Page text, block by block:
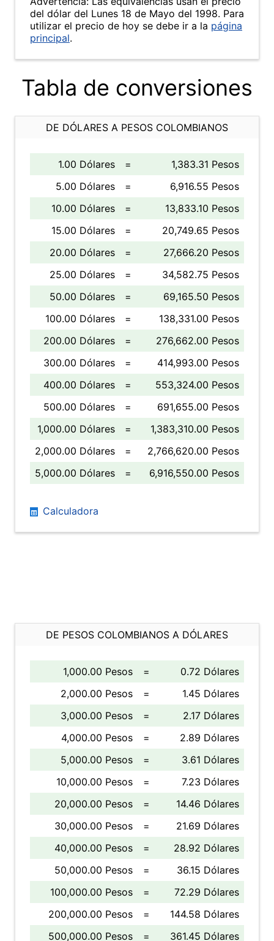
del dólar del Lunes 18 de Mayo del 1998. Para
utilizar el precio de hoy se debe ir a la página
principal.
Tabla de conversiones
DE DÓLARES A PESOS COLOMBIANOS
1.00 Dólares =
1,383.31 Pesos
5.00 Dólares
=
6,916.55 Pesos
10.00 Dólares
=
13,833.10 Pesos
15.00 Dólares
=
20,749.65 Pesos
20.00 Dólares
=
27,666.20 Pesos
25.00 Dólares
=
34,582.75 Pesos
50.00 Dólares
=
69,165.50 Pesos
100.00 Dólares
=
138,331.00 Pesos
200.00 Dólares
=
276,662.00 Pesos
300.00 Dólares
=
414,993.00 Pesos
400.00 Dólares
=
553,324.00 Pesos
500.00 Dólares
=
691,655.00 Pesos
1,000.00 Dólares
=
1,383,310.00 Pesos
2,000.00 Dólares
=
2,766,620.00 Pesos
5,000.00 Dólares
= 6,916,550.00 Pesos
Calculadora
DE PESOS COLOMBIANOS A DÓLARES
1,000.00 Pesos =
0.72 Dólares
2,000.00 Pesos
=
1.45 Dólares
3,000.00 Pesos
=
2.17 Dólares
4,000.00 Pesos
=
2.89 Dólares
5,000.00 Pesos
=
3.61 Dólares
10,000.00 Pesos
=
7.23 Dólares
20,000.00 Pesos
=
14.46 Dólares
30,000.00 Pesos
=
21.69 Dólares
40,000.00 Pesos
=
28.92 Dólares
50,000.00 Pesos
=
36.15 Dólares
100,000.00 Pesos
=
72.29 Dólares
200,000.00 Pesos
=
144.58 Dólares
500,000.00 Pesos
= 361.45 Dólares